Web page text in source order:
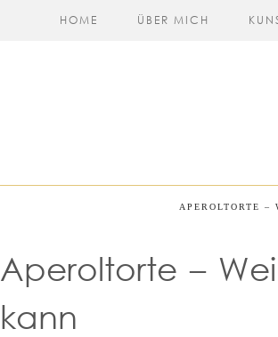
HOME ÜBER MICH
APEROLTORTE –
Aperoltorte –
kann